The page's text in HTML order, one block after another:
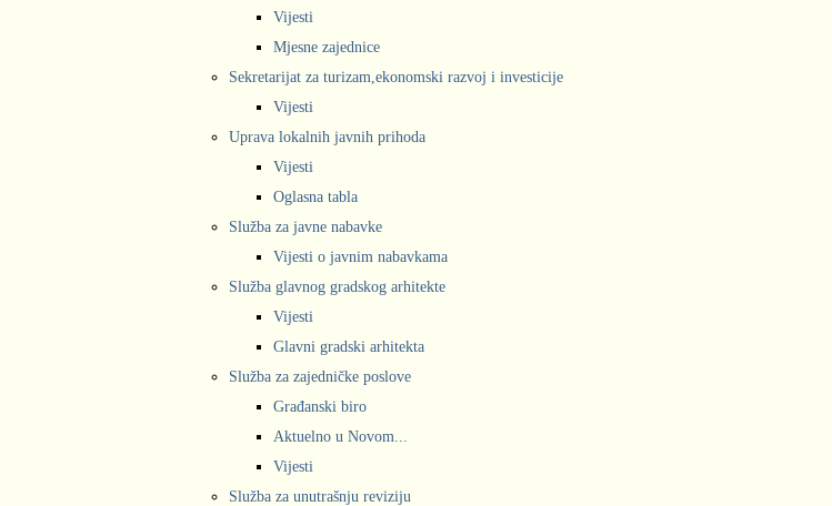
Vijesti
Mjesne zajednice
Sekretarijat za turizam,ekonomski razvoj i investicije
Vijesti
Uprava lokalnih javnih prihoda
Vijesti
Oglasna tabla
Služba za javne nabavke
Vijesti o javnim nabavkama
Služba glavnog gradskog arhitekte
Vijesti
Glavni gradski arhitekta
Služba za zajedničke poslove
Građanski biro
Aktuelno u Novom...
Vijesti
Služba za unutrašnju reviziju